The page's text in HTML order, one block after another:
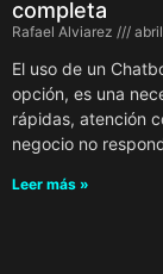
completa
Rafael Alviarez
El uso de un
opción, es una
rápidas, atención
negocio no
Leer más »